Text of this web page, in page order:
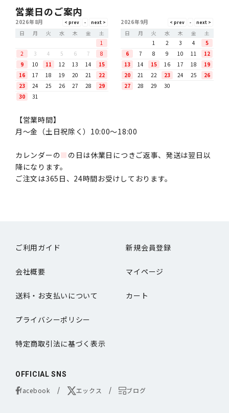
営業日のご案内
2026年8月
日
月 火 水 木 金
土
1
2
3 4 5 6 7
8
9
10 11 12 13 14
15
16
17 18 19 20 21
22
23
24 25 26 27 28
29
30
31
2026年9月
日
月 火 水 木 金
土
1
2 3 4
5
6
7 8 9 10 11
12
13
14 15 16 17 18
19
20
21 22 23 24 25
26
27
28 29 30
【営業時間】
月〜金（土日祝除く）10:00～18:00
カレンダーの■ の日は休業日につきご返事、発送は翌日以
降になります。
ご注文は365日、24時間お受けしております。
ご利用ガイド 新規会員登録
会社概要 マイページ
送料・お支払いについて カート
プライバシーポリシー
特定商取引法に基づく表示
OFFICIAL SNS
facebook エックス ブログ